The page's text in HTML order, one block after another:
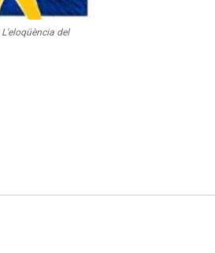
L'eloqüència del